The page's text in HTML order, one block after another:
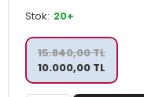
Stok: 20+
15.840,00 TL
10.000,00 TL